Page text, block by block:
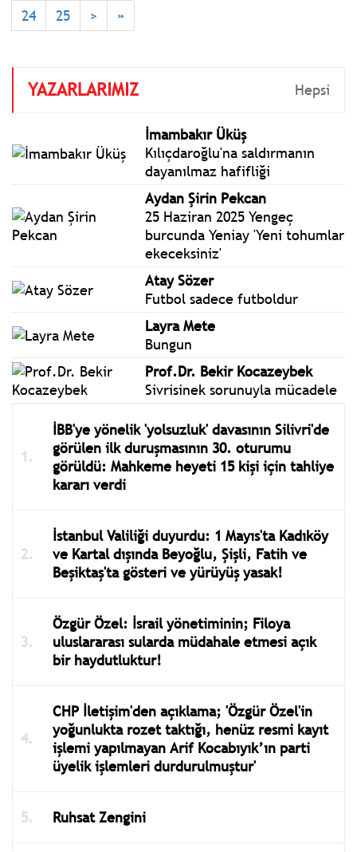
24
25 > »
YAZARLARIMIZ Hepsi
İmambakır Üküş
Kılıçdaroğlu'na saldırmanın
dayanılmaz hafifliği
Aydan Şirin Pekcan
25 Haziran 2025 Yengeç
burcunda Yeniay 'Yeni tohumlar
ekeceksiniz'
Atay Sözer
Futbol sadece futboldur
Layra Mete
Bungun
Prof.Dr. Bekir Kocazeybek
Sivrisinek sorunuyla mücadele
İBB'ye yönelik 'yolsuzluk' davasının Silivri'de
görülen ilk duruşmasının 30. oturumu
görüldü: Mahkeme heyeti 15 kişi için tahliye
kararı verdi
İstanbul Valiliği duyurdu: 1 Mayıs'ta Kadıköy
ve Kartal dışında Beyoğlu, Şişli, Fatih ve
Beşiktaş'ta gösteri ve yürüyüş yasak!
Özgür Özel: İsrail yönetiminin; Filoya
uluslararası sularda müdahale etmesi açık
bir haydutluktur!
CHP İletişim'den açıklama; 'Özgür Özel'in
yoğunlukta rozet taktığı, henüz resmi kayıt
işlemi yapılmayan Arif Kocabıyık’ın parti
üyelik işlemleri durdurulmuştur'
Ruhsat Zengini